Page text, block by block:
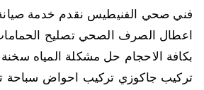
فني صحي الفنيطيس نقدم خدمة
اعطال الصرف الصحي تصليح
بكافة الاحجام حل مشكلة المياه
تركيب جاكوزي تركيب احواض سباحة